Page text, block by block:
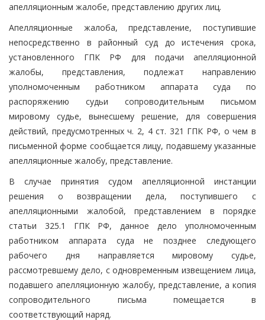
апелляционным жалобе, представлению других лиц.
Апелляционные жалоба, представление, поступившие
непосредственно в районный суд до истечения срока,
установленного ГПК РФ для подачи апелляционной
жалобы, представления, подлежат направлению
уполномоченным работником аппарата суда по
распоряжению судьи сопроводительным письмом
мировому судье, вынесшему решение, для совершения
действий, предусмотренных ч. 2, 4 ст. 321 ГПК РФ, о чем в
письменной форме сообщается лицу, подавшему указанные
апелляционные жалобу, представление.
В случае принятия судом апелляционной инстанции
решения о возвращении дела, поступившего с
апелляционными жалобой, представлением в порядке
статьи 325.1 ГПК РФ, данное дело уполномоченным
работником аппарата суда не позднее следующего
рабочего дня направляется мировому судье,
рассмотревшему дело, с одновременным извещением лица,
подавшего апелляционную жалобу, представление, а копия
сопроводительного письма помещается в
соответствующий наряд.